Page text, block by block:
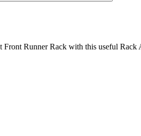
Runner Rack with this useful